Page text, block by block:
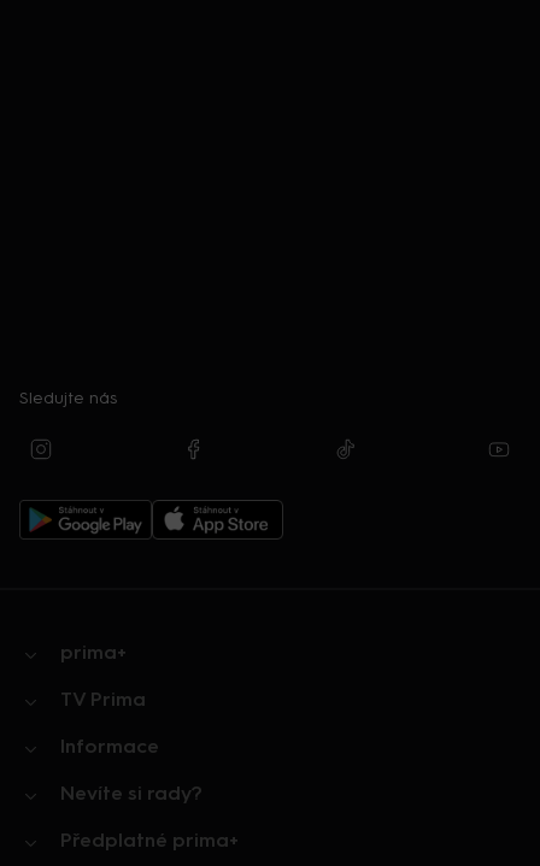
Sledujte nás
prima+
TV Prima
Informace
Nevíte si rady?
Předplatné prima+